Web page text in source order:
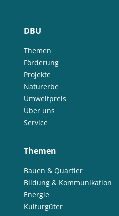
DBU
Themen
Förderung
Projekte
Naturerbe
Umweltpreis
Über uns
Service
Themen
Bauen & Quartier
Bildung & Kommunikation
Energie
Kulturgüter